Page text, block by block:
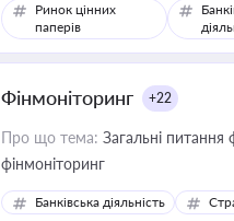
Ринок цінних
паперів
Фінмоніторинг +22
Про що тема: Загальні
фінмоніторинг
Банківська діяльність